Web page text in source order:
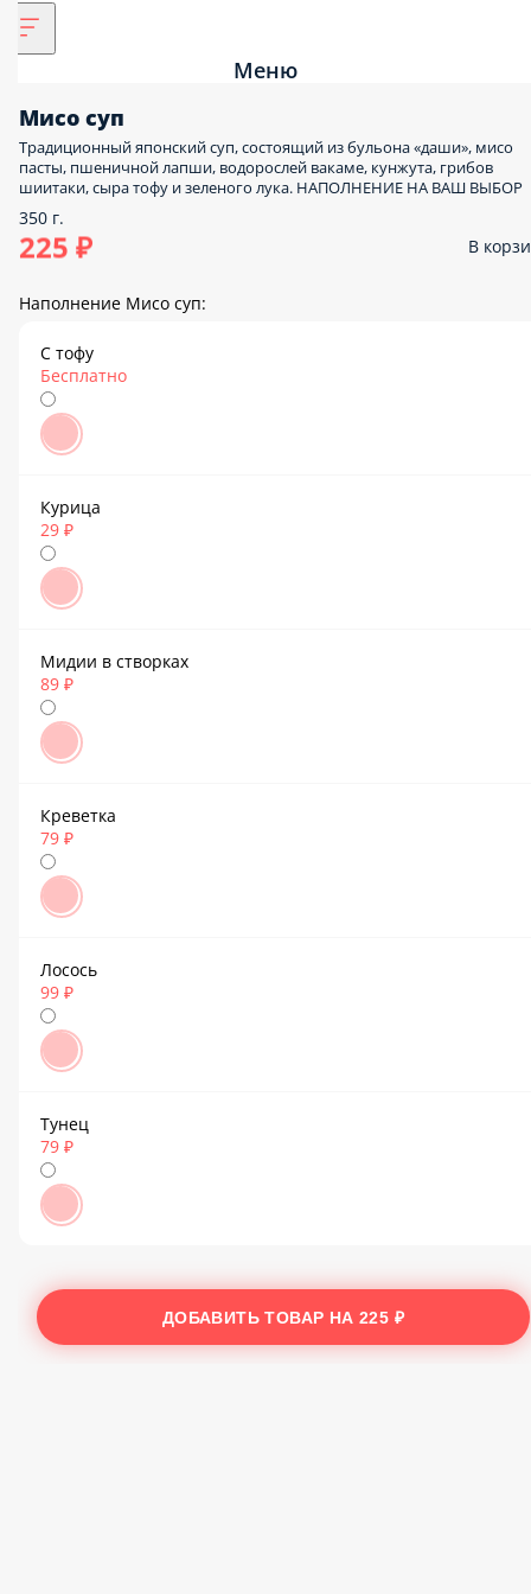
Меню
Мисо суп
Традиционный японский суп, состоящий из бульона «даши», мисо
пасты, пшеничной лапши, водорослей вакаме, кунжута, грибов
шиитаки, сыра тофу и зеленого лука. НАПОЛНЕНИЕ НА ВАШ ВЫБОР
350 г.
225 ₽ В корзину
Наполнение Мисо суп:
С тофу
Бесплатно
Курица
29 ₽
Мидии в створках
89 ₽
Креветка
79 ₽
Лосось
99 ₽
Тунец
79 ₽
ДОБАВИТЬ ТОВАР НА225 ₽